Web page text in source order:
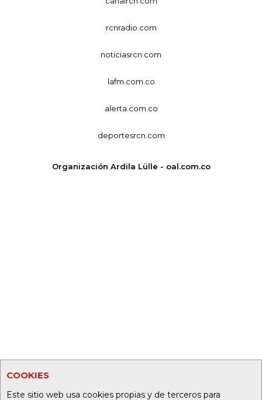
COOKIES
Este sitio web usa cookies propias y de terceros para
rcnradio.com
noticiasrcn.com
lafm.com.co
alerta.com.co
deportesrcn.com
Organización Ardila Lülle - oal.com.co